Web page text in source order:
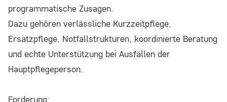
programmatische Zusagen.
Dazu gehören verlässliche Kurzzeitpflege,
Ersatzpflege, Notfallstrukturen, koordinierte Beratung
und echte Unterstützung bei Ausfällen der
Hauptpflegeperson.
Forderung: